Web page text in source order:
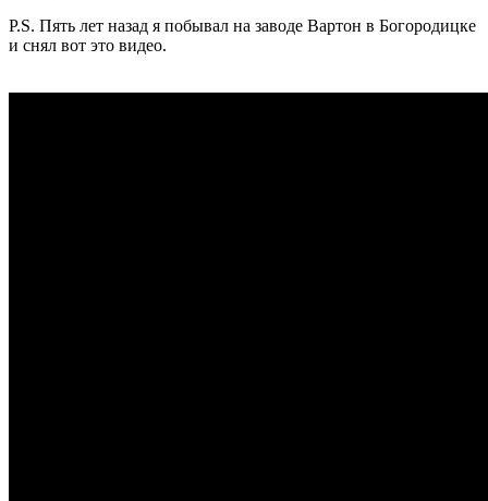
P.S. Пять лет назад я побывал на заводе Вартон в Богородицке
и снял вот это видео.